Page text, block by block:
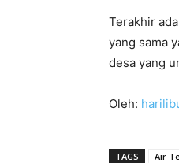
Terakhir
yang sama
desa yang
Oleh:
TAGS Air